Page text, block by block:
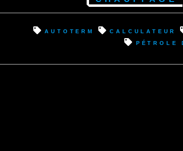
retour
mode
autoterm calculateur
pétrole